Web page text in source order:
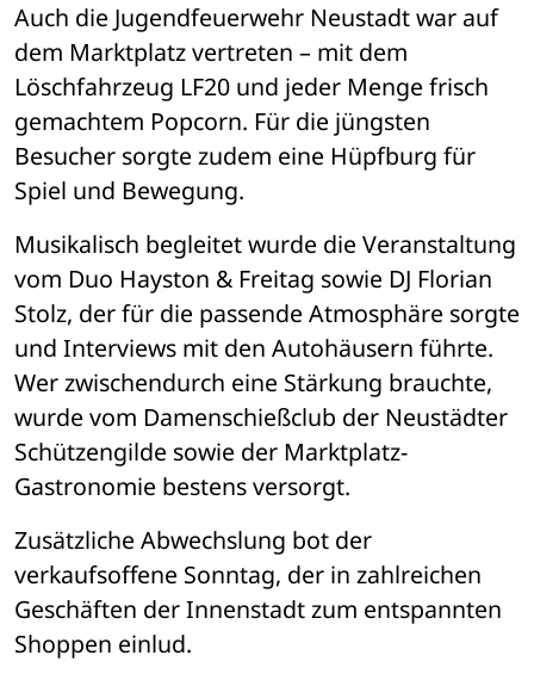
Auch die Jugendfeuerwehr Neustadt war auf
dem Marktplatz vertreten – mit dem
Löschfahrzeug LF20 und jeder Menge frisch
gemachtem Popcorn. Für die jüngsten
Besucher sorgte zudem eine Hüpfburg für
Spiel und Bewegung.
Musikalisch begleitet wurde die Veranstaltung
vom Duo Hayston & Freitag sowie DJ Florian
Stolz, der für die passende Atmosphäre sorgte
und Interviews mit den Autohäusern führte.
Wer zwischendurch eine Stärkung brauchte,
wurde vom Damenschießclub der Neustädter
Schützengilde sowie der Marktplatz-
Gastronomie bestens versorgt.
Zusätzliche Abwechslung bot der
verkaufsoffene Sonntag, der in zahlreichen
Geschäften der Innenstadt zum entspannten
Shoppen einlud.